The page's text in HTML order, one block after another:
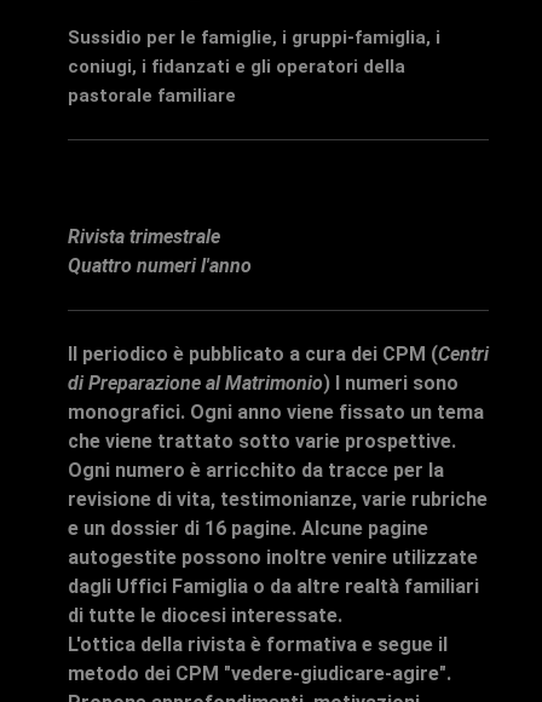
Sussidio per le famiglie, i gruppi-famiglia, i
coniugi, i fidanzati e gli operatori della
pastorale familiare
Rivista trimestrale
Quattro numeri l'anno
Il periodico è pubblicato a cura dei CPM (Centri
di Preparazione al Matrimonio) I numeri sono
monografici. Ogni anno viene fissato un tema
che viene trattato sotto varie prospettive.
Ogni numero è arricchito da tracce per la
revisione di vita, testimonianze, varie rubriche
e un dossier di 16 pagine. Alcune pagine
autogestite possono inoltre venire utilizzate
dagli Uffici Famiglia o da altre realtà familiari
di tutte le diocesi interessate.
L'ottica della rivista è formativa e segue il
metodo dei CPM "vedere-giudicare-agire".